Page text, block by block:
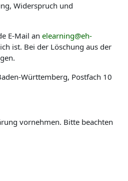
Widerspruch und
E-Mail an elearning@eh-
ist. Bei der Löschung aus der
Württemberg, Postfach 10
vornehmen. Bitte beachten